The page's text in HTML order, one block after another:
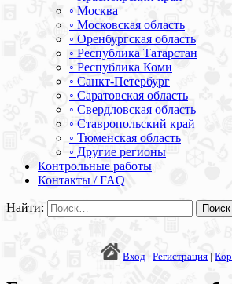
◦ Москва
◦ Московская область
◦ Оренбургская область
◦ Республика Татарстан
◦ Республика Коми
◦ Санкт-Петербург
◦ Саратовская область
◦ Свердловская область
◦ Ставропольский край
◦ Тюменская область
◦ Другие регионы
Контрольные работы
Контакты / FAQ
Найти:
Вход | Регистрация |